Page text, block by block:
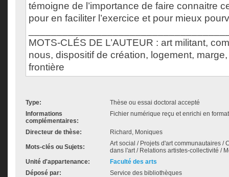
témoigne de l’importance de faire connaitre
pour en faciliter l’exercice et pour mieux
MOTS-CLÉS DE L’AUTEUR : art militant,
nous, dispositif de création, logement,
frontière
Type:
Thèse ou essai doctoral accepté
Informations
complémentaires:
Fichier numérique reçu et enrichi en
Directeur de thèse: Richard, Moniques
Mots-clés ou Sujets:
Art social / Projets d'art communautaires /
dans l'art / Relations artistes-collectivité /
Unité d'appartenance:
Faculté des arts
Déposé par:
Service des bibliothèques